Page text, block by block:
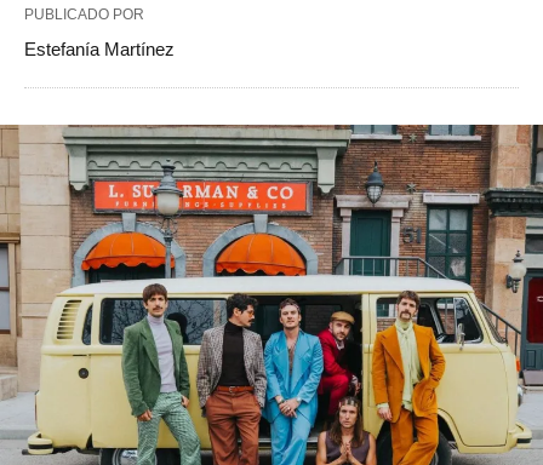
PUBLICADO POR
Estefanía Martínez